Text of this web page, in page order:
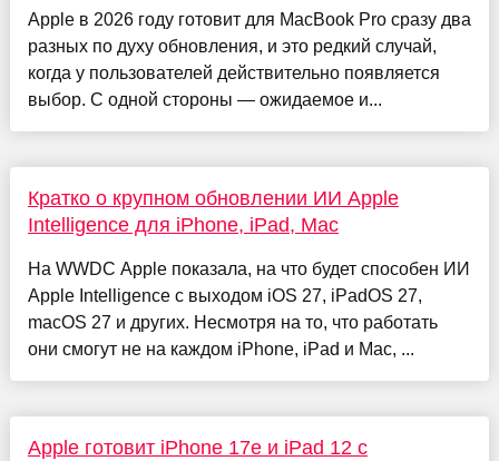
Apple в 2026 году готовит для MacBook Pro сразу два
разных по духу обновления, и это редкий случай,
когда у пользователей действительно появляется
выбор. С одной стороны — ожидаемое и...
Кратко о крупном обновлении ИИ Apple
Intelligence для iPhone, iPad, Mac
На WWDC Apple показала, на что будет способен ИИ
Apple Intelligence с выходом iOS 27, iPadOS 27,
macOS 27 и других. Несмотря на то, что работать
они смогут не на каждом iPhone, iPad и Mac, ...
Apple готовит iPhone 17e и iPad 12 с